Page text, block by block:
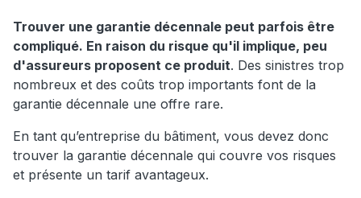
Trouver une garantie décennale peut parfois être
compliqué. En raison du risque qu'il implique, peu
d'assureurs proposent ce produit. Des sinistres trop
nombreux et des coûts trop importants font de la
garantie décennale une offre rare.
En tant qu’entreprise du bâtiment, vous devez donc
trouver la garantie décennale qui couvre vos risques
et présente un tarif avantageux.